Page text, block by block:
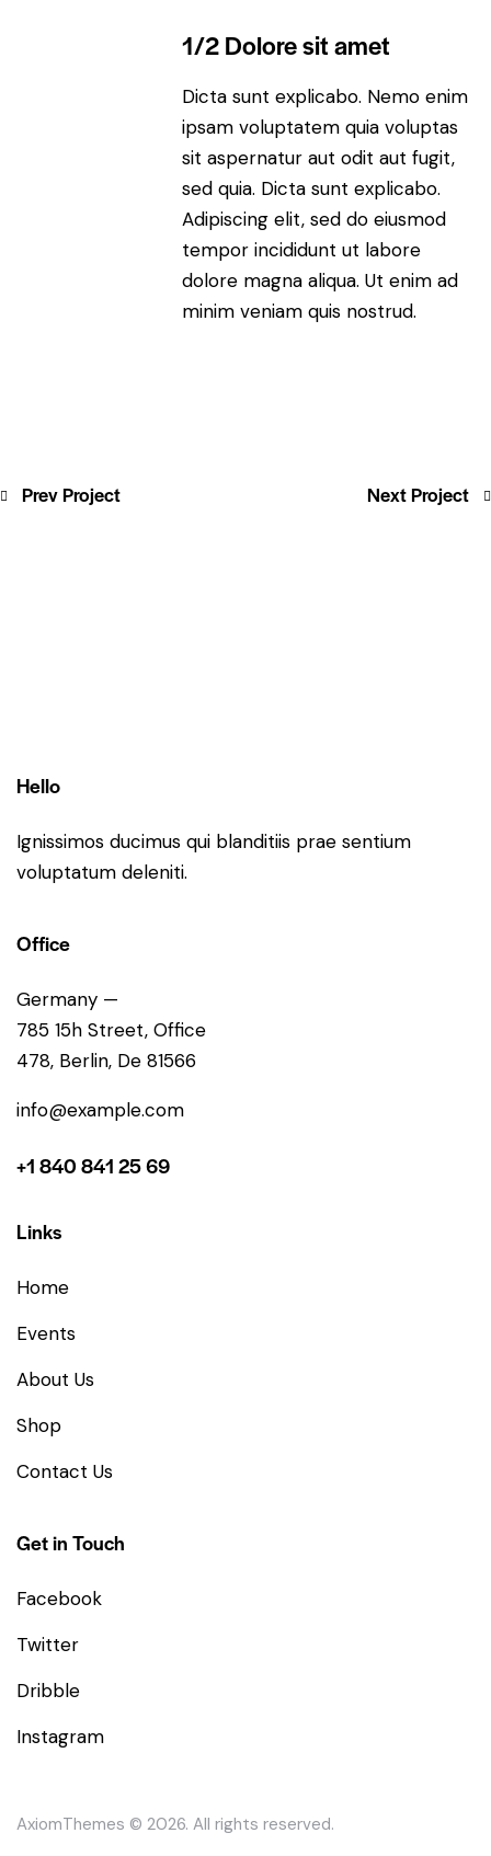
1/2 Dolore sit amet
Dicta sunt explicabo. Nemo enim
ipsam voluptatem quia voluptas
sit aspernatur aut odit aut fugit,
sed quia. Dicta sunt explicabo.
Adipiscing elit, sed do eiusmod
tempor incididunt ut labore
dolore magna aliqua. Ut enim ad
minim veniam quis nostrud.
Prev Project Next Project
Hello
Ignissimos ducimus qui blanditiis prae sentium
voluptatum deleniti.
Office
Germany —
785 15h Street, Office
478, Berlin, De 81566
info@example.com
+1 840 841 25 69
Links
Home
Events
About Us
Shop
Contact Us
Get in Touch
Facebook
Twitter
Dribble
Instagram
AxiomThemes © 2026. All rights reserved.